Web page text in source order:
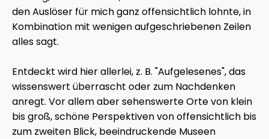
den Auslöser für mich ganz offensichtlich lohnte, in
Kombination mit wenigen aufgeschriebenen Zeilen
alles sagt.
Entdeckt wird hier allerlei, z. B. "Aufgelesenes", das
wissenswert überrascht oder zum Nachdenken
anregt. Vor allem aber sehenswerte Orte von klein
bis groß, schöne Perspektiven von offensichtlich bis
zum zweiten Blick, beeindruckende Museen